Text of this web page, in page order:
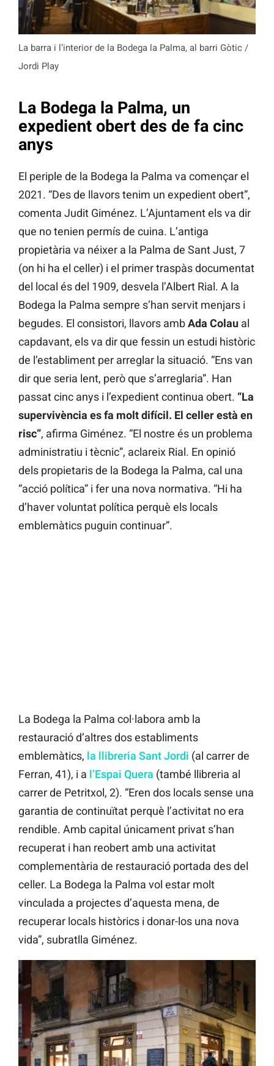
La barra i l’interior de la Bodega la Palma, al barri Gòtic /
Jordi Play
La Bodega la Palma, un
expedient obert des de fa cinc
anys
El periple de la Bodega la Palma va començar el
2021. “Des de llavors tenim un expedient obert”,
comenta Judit Giménez. L’Ajuntament els va dir
que no tenien permís de cuina. L’antiga
propietària va néixer a la Palma de Sant Just, 7
(on hi ha el celler) i el primer traspàs documentat
del local és del 1909, desvela l’Albert Rial. A la
Bodega la Palma sempre s’han servit menjars i
begudes. El consistori, llavors ambAda Colau al
capdavant, els va dir que fessin un estudi històric
de l’establiment per arreglar la situació. “Ens van
dir que seria lent, però que s’arreglaria”. Han
passat cinc anys i l’expedient continua obert. “La
supervivència es fa molt difícil. El celler està en
risc”, afirma Giménez. “El nostre és un problema
administratiu i tècnic”, aclareix Rial. En opinió
dels propietaris de la Bodega la Palma, cal una
“acció política” i fer una nova normativa. “Hi ha
d’haver voluntat política perquè els locals
emblemàtics puguin continuar”.
La Bodega la Palma col·labora amb la
restauració d’altres dos establiments
emblemàtics, la llibreria Sant Jordi (al carrer de
Ferran, 41), i a l’Espai Quera (també llibreria al
carrer de Petritxol, 2). “Eren dos locals sense una
garantia de continuïtat perquè l’activitat no era
rendible. Amb capital únicament privat s’han
recuperat i han reobert amb una activitat
complementària de restauració portada des del
celler. La Bodega la Palma vol estar molt
vinculada a projectes d’aquesta mena, de
recuperar locals històrics i donar-los una nova
vida”, subratlla Giménez.